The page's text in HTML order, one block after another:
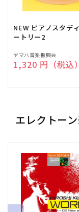
NEW ピアノスタデ
ートリー2
販
売
ヤマハ音楽振興会
通常価格
1,320 円（税込）
エレクトー